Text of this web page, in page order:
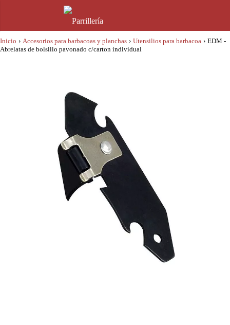
Inicio › Accesorios para barbacoas y planchas › Utensilios para barbacoa › EDM -
Abrelatas de bolsillo pavonado c/carton individual